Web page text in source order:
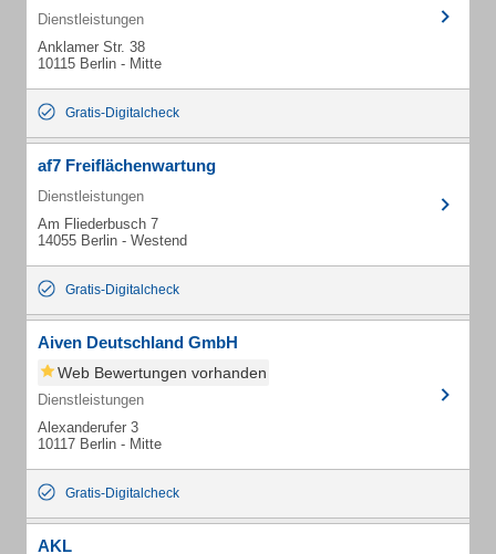
Dienstleistungen
Anklamer Str. 38
10115 Berlin - Mitte
Gratis-Digitalcheck
af7 Freiflächenwartung
Dienstleistungen
Am Fliederbusch 7
14055 Berlin - Westend
Gratis-Digitalcheck
Aiven Deutschland GmbH
Web Bewertungen vorhanden
Dienstleistungen
Alexanderufer 3
10117 Berlin - Mitte
Gratis-Digitalcheck
AKL